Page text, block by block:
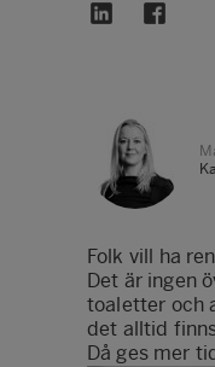
Folk vill ha
Det är ingen
toaletter och
det alltid
Då ges mer